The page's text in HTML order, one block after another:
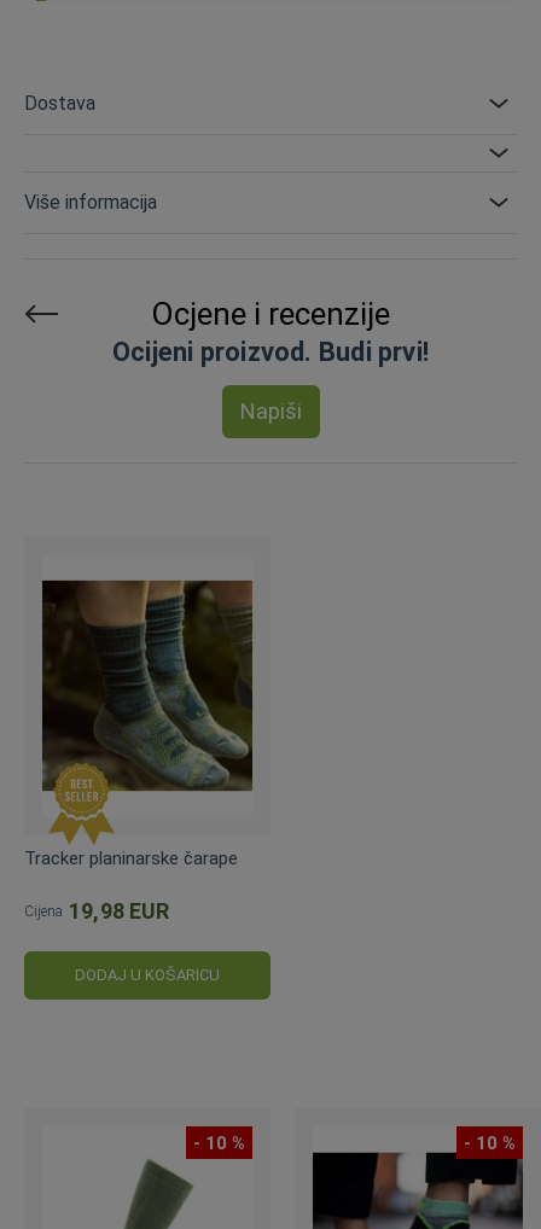
Dostava
Više informacija
Ocjene i recenzije
Ocijeni proizvod. Budi prvi!
Napiši
Tracker planinarske čarape
Cijena 19,98 EUR
DODAJ U KOŠARICU
- 10 % - 10 %